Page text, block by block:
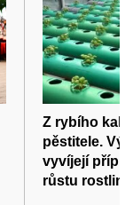
Z rybího
pěstitele.
vyvíjejí
růstu rostlin